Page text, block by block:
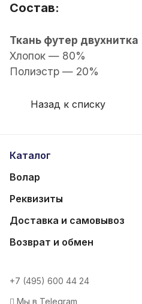
Состав:
Ткань футер двухнитка
Хлопок — 80%
Полиэстр — 20%
Назад к списку
Каталог
Волар
Реквизиты
Доставка и самовывоз
Возврат и обмен
+7 (495) 600 44 24
Мы в Telegram